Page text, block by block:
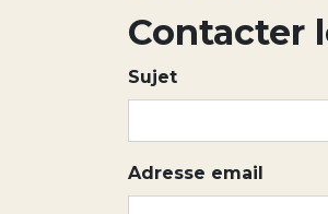
Contacter
Sujet
Adresse email